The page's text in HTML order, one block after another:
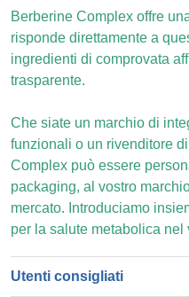
Berberine Complex offre
risponde direttamente a
ingredienti di comprovata
trasparente.
Che siate un marchio di
funzionali o un rivenditore
Complex può essere
packaging, al vostro
mercato. Introduciamo
per la salute metabolica
Utenti consigliati